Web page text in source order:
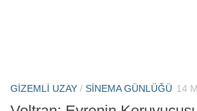
GIZEMLI UZAY / SINEMA GÜNLÜĞÜ 14